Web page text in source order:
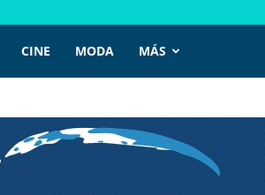
CINE MODA MÁS